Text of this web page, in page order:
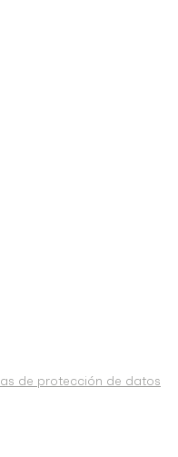
de protección de datos